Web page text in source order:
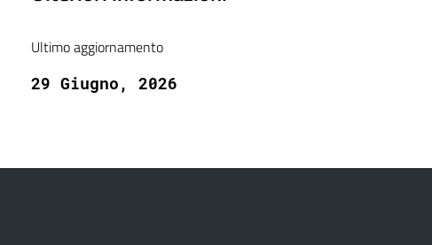
Ultimo aggiornamento
29 Giugno, 2026